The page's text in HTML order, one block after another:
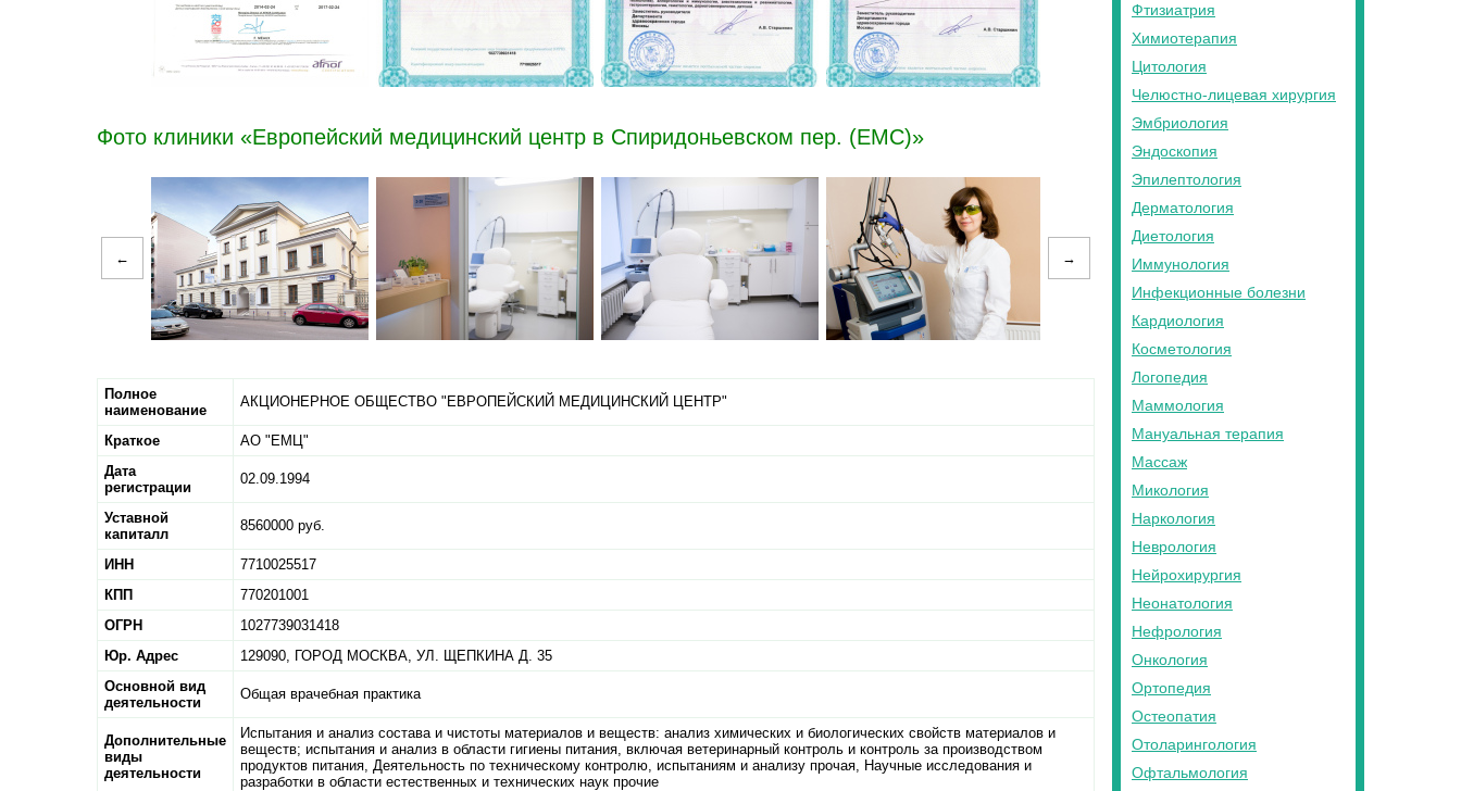
Фото клиники «Европейский медицинский центр в Спиридоньевском пер. (ЕМС)»
← →
Полное
наименование
АКЦИОНЕРНОЕ ОБЩЕСТВО "ЕВРОПЕЙСКИЙ МЕДИЦИНСКИЙ ЦЕНТР"
Краткое
АО "ЕМЦ"
Дата
регистрации
02.09.1994
Уставной
капиталл
8560000 руб.
ИНН
7710025517
КПП
770201001
ОГРН
1027739031418
Юр. Адрес
129090, ГОРОД МОСКВА, УЛ. ЩЕПКИНА Д. 35
Основной вид
деятельности
Общая врачебная практика
Дополнительные
виды
деятельности
Испытания и анализ состава и чистоты материалов и веществ: анализ химических и биологических свойств материалов и
веществ; испытания и анализ в области гигиены питания, включая ветеринарный контроль и контроль за производством
продуктов питания, Деятельность по техническому контролю, испытаниям и анализу прочая, Научные исследования и
разработки в области естественных и технических наук прочие
Фтизиатрия
Химиотерапия
Цитология
Челюстно-лицевая хирургия
Эмбриология
Эндоскопия
Эпилептология
Дерматология
Диетология
Иммунология
Инфекционные болезни
Кардиология
Косметология
Логопедия
Маммология
Мануальная терапия
Массаж
Микология
Наркология
Неврология
Нейрохирургия
Неонатология
Нефрология
Онкология
Ортопедия
Остеопатия
Отоларингология
Офтальмология